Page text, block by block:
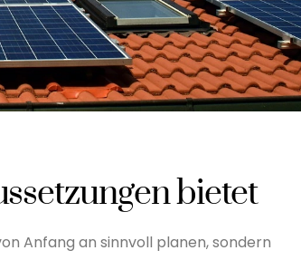
bietet
Anfang an sinnvoll planen, sondern